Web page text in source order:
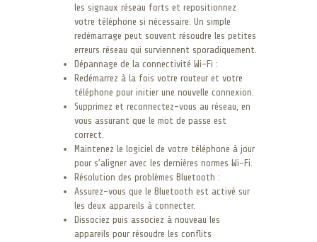
les signaux réseau forts et repositionnez
votre téléphone si nécessaire. Un simple
redémarrage peut souvent résoudre les petites
erreurs réseau qui surviennent sporadiquement.
Dépannage de la connectivité Wi-Fi :
Redémarrez à la fois votre routeur et votre
téléphone pour initier une nouvelle connexion.
Supprimez et reconnectez-vous au réseau, en
vous assurant que le mot de passe est
correct.
Maintenez le logiciel de votre téléphone à jour
pour s’aligner avec les dernières normes Wi-Fi.
Résolution des problèmes Bluetooth :
Assurez-vous que le Bluetooth est activé sur
les deux appareils à connecter.
Dissociez puis associez à nouveau les
appareils pour résoudre les conflits